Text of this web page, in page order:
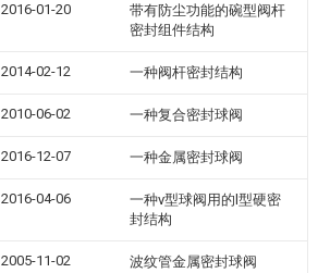
2016-01-20
带有防尘功能的碗型阀杆
密封组件结构
2014-02-12 一种阀杆密封结构
2010-06-02 一种复合密封球阀
2016-12-07 一种金属密封球阀
2016-04-06
一种v型球阀用的l型硬密
封结构
2005-11-02 波纹管金属密封球阀